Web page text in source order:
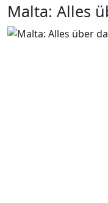
Malta: Alles